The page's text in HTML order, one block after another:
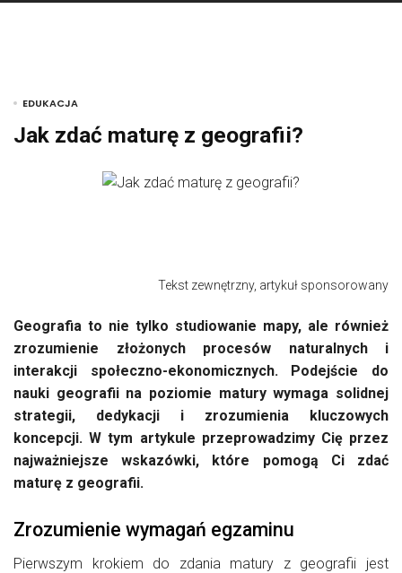
EDUKACJA
Jak zdać maturę z geografii?
Tekst zewnętrzny, artykuł sponsorowany
Geografia to nie tylko studiowanie mapy, ale również
zrozumienie złożonych procesów naturalnych i
interakcji społeczno-ekonomicznych. Podejście do
nauki geografii na poziomie matury wymaga solidnej
strategii, dedykacji i zrozumienia kluczowych
koncepcji. W tym artykule przeprowadzimy Cię przez
najważniejsze wskazówki, które pomogą Ci zdać
maturę z geografii.
Zrozumienie wymagań egzaminu
Pierwszym krokiem do zdania matury z geografii jest